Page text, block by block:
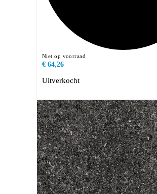
Niet op voorraad
€ 64,26
Uitverkocht